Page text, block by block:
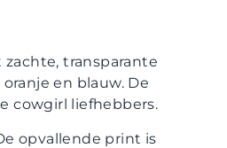
transparante
en blauw. De
cowgirl liefhebbers.
opvallende print is